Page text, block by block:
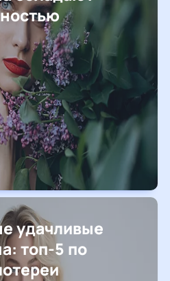
удачливые
топ-5 по